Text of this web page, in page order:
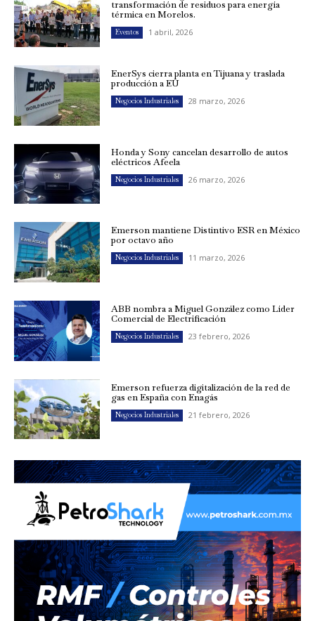
transformación de residuos para energía
térmica en Morelos.
Eventos 1 abril, 2026
EnerSys cierra planta en Tijuana y traslada
producción a EU
Negocios Industriales 28 marzo, 2026
Honda y Sony cancelan desarrollo de autos
eléctricos Afeela
Negocios Industriales 26 marzo, 2026
Emerson mantiene Distintivo ESR en México
por octavo año
Negocios Industriales 11 marzo, 2026
ABB nombra a Miguel González como Líder
Comercial de Electrificación
Negocios Industriales 23 febrero, 2026
Emerson refuerza digitalización de la red de
gas en España con Enagás
Negocios Industriales 21 febrero, 2026